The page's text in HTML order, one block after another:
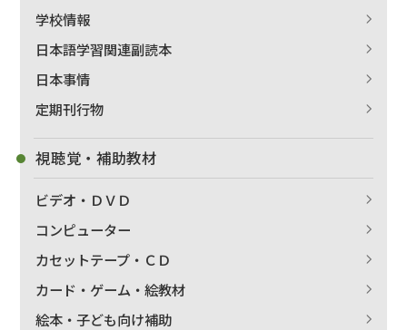
学校情報
日本語学習関連副読本
日本事情
定期刊行物
視聴覚・補助教材
ビデオ・ＤＶＤ
コンピューター
カセットテープ・ＣＤ
カード・ゲーム・絵教材
絵本・子ども向け補助